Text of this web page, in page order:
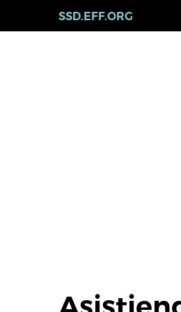
SSD.EFF.ORG